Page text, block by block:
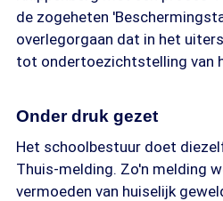
de zogeheten
overlegorgaan dat in het
tot ondertoezichtstelling van
Onder druk gezet
Het schoolbestuur doet
Thuis-melding. Zo'n melding
vermoeden van huiselijk